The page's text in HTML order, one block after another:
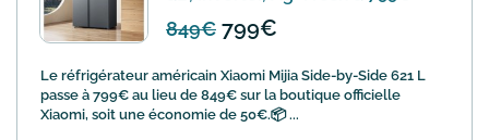
849€ 799€
Le réfrigérateur américain Xiaomi Mijia Side-by-Side 621 L
passe à 799€ au lieu de 849€ sur la boutique officielle
Xiaomi, soit une économie de 50€.📦 ...